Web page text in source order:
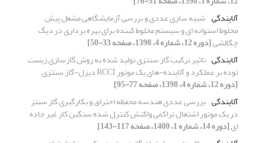
آلایندگی شبیه سازی عددی و بررسی آزمایشگاهی مشعل پیش
مخلوط استوانه ای و سیستم مخلوط کننده برای بهره برداری در دیگ
چگالشی[دوره 12، شماره 4، 1398، صفحه 33-50]
آلایندگی تاثیر ترکیب گاز سنتزی تولید شده به روش گازسازی زیست
توده بر عملکرد و آلاینده-های یک موتور RCCI دیزل-گاز سنتزی
[دوره 12، شماره 4، 1398، صفحه 77-95]
آلایندگی بررسی عددی هندسه محفظه احتراق و بکارگیری گاز سنتز
در یک موتور اشتعال تراکمی واکنش کنترل شده سنگین کار غیر جاده
ای[دوره 14، شماره 1، 1400، صفحه 117-143]